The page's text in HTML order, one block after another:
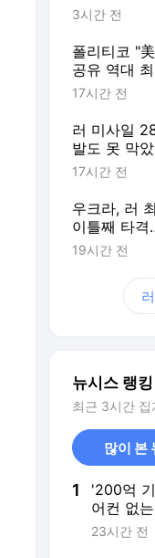
3시간 전
폴리티코 "
공유 역대
17시간 전
러 미사일
발도 못 막
하늘로
17시간 전
우크라, 러
이틀째 타격
원 기능 통합
19시간 전
뉴시스 랭
최근 3시간 집
많이 본
1
'200억
어컨 없
활…"돈도
23시간 전